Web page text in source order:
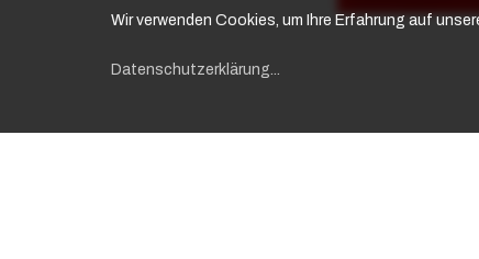
Wir verwenden Cookies, um Ihre Erfahrung auf
Datenschutzerklärung